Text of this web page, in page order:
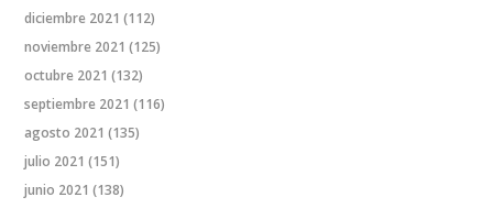
diciembre 2021 (112)
noviembre 2021 (125)
octubre 2021 (132)
septiembre 2021 (116)
agosto 2021 (135)
julio 2021 (151)
junio 2021 (138)